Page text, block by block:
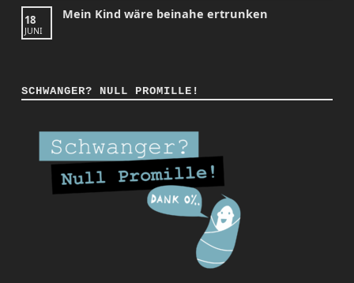
18
JUNI
Mein Kind wäre beinahe ertrunken
SCHWANGER? NULL PROMILLE!